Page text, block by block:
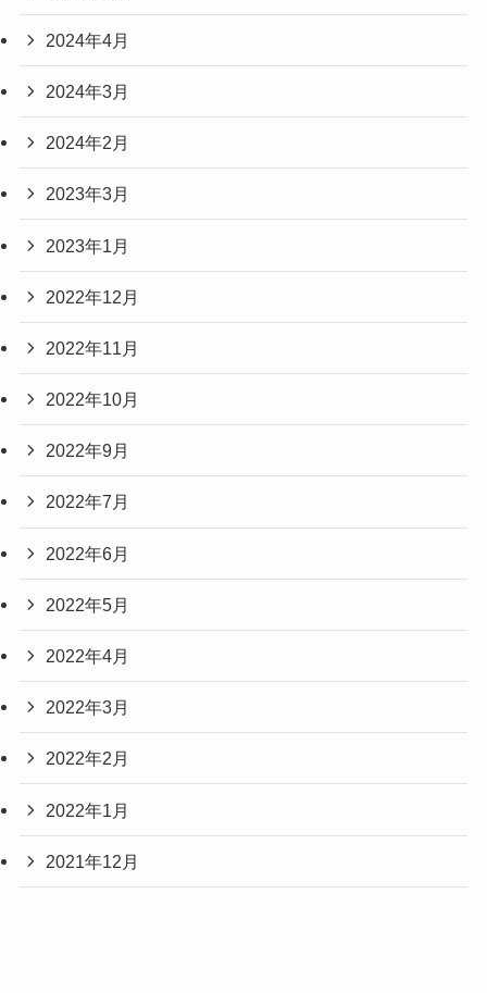
2024年4月
2024年3月
2024年2月
2023年3月
2023年1月
2022年12月
2022年11月
2022年10月
2022年9月
2022年7月
2022年6月
2022年5月
2022年4月
2022年3月
2022年2月
2022年1月
2021年12月